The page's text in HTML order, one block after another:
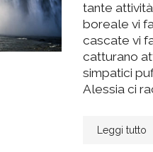
tante
boreale vi
cascate vi
catturano
simpatici
Alessia ci
Leggi tutto